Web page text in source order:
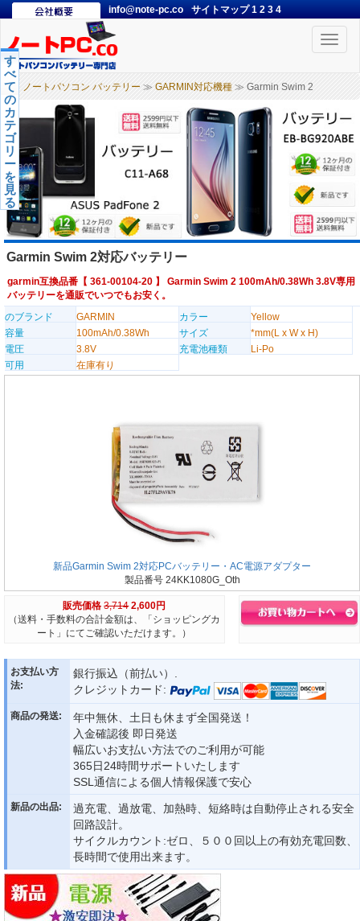
info@note-pc.co サイトマップ1 2 3 4
Toggle
ノートパソコン バッテリー ≫ GARMIN対応機種 ≫ Garmin Swim 2
す
べ
て
の
カ
テ
ゴ
リ
ー
を
見
る
Garmin Swim 2対応バッテリー
garmin互換品番【 361-00104-20 】 Garmin Swim 2 100mAh/0.38Wh 3.8V専用
バッテリーを通販でいつでもお安く。
のブランド
GARMIN カラー
Yellow
容量
100mAh/0.38Wh サイズ
*mm(L x W x H)
電圧
3.8V 充電池種類
Li-Po
可用
在庫有り
新品Garmin Swim 2対応PCバッテリー・AC電源アダプター
製品番号 24KK1080G_Oth
販売価格 3,714 2,600円
（送料・手数料の合計金額は、「ショッピングカ
ート」にてご確認いただけます。）
お支払い方
法:
銀行振込（前払い）.
クレジットカード:
商品の発送:
年中無休、土日も休まず全国発送！
入金確認後 即日発送
幅広いお支払い方法でのご利用が可能
365日24時間サポートいたします
SSL通信による個人情報保護で安心
新品の出品:
過充電、過放電、加熱時、短絡時は自動停止される安全
回路設計。
サイクルカウント:ゼロ、５００回以上の有効充電回数、
長時間で使用出来ます。